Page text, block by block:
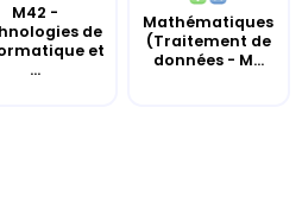
M42 -
de
et
...
Mathématiques
(Traitement de
données - M...